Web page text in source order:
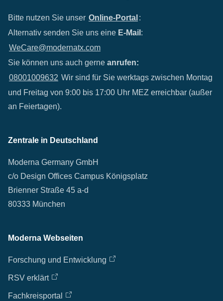
Bitte nutzen Sie unser Online-Portal :
Alternativ senden Sie uns eine E-Mail :
WeCare@modernatx.com
Sie können uns auch gerne anrufen:
08001009632 Wir sind für Sie werktags zwischen Montag
und Freitag von 9:00 bis 17:00 Uhr MEZ erreichbar (außer
an Feiertagen).
Zentrale in Deutschland
Moderna Germany GmbH
c/o Design Offices Campus Königsplatz
Brienner Straße 45 a-d
80333 München
Moderna Webseiten
Forschung und Entwicklung
RSV erklärt
Fachkreisportal